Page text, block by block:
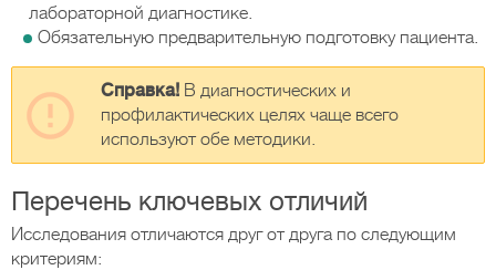
лабораторной диагностике.
Обязательную предварительную подготовку пациента.
Справка! В диагностических и
профилактических целях чаще всего
используют обе методики.
Перечень ключевых отличий
Исследования отличаются друг от друга по следующим
критериям: